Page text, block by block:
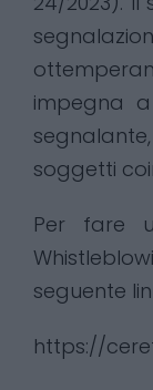
impegna
soggetti
Per fare
seguente
https://